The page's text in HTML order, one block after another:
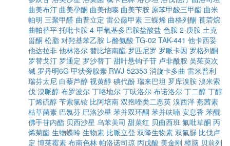
曲美布汀 曲美孕酮 曲美他嗪 曲美苄胺 原苯甲酸三甲酯 曲米
帕明 三聚甲醛 曲普立定 雷公藤甲素 三蝶烯 曲格列酮 莨菪烷
曲帕替平 托吡卡胺 4-甲氧基多巴胺盐酸盐 色胺 2-庚胺 土克
甾酮 松脂 对羟基苯乙胺 L-酪氨酸 TG-02 TAK-441 他卡西妥
他达拉非 他林洛尔 替比培南酯 罗匹尼罗 罗哌卡因 罗格列酮
罗替戈汀 罗通定 罗沙替丁 甜叶悬钩子苷 卢非酰胺 吴茱萸次
碱 罗丹明6G 甲状旁腺素 RWJ-52353 消旋卡多曲 雷米普利
瑞芬太尼 白藜芦醇 视黄醇 碘代酚 瑞来巴坦 罗库溴胺 溴米索
伐 溴哌醇 布罗波尔 丁咯地尔 丁呋洛尔 布诺洛尔 丁二醇 丁醇
丁烯硫醇 苄索氯铵 比阿培南 双孢唑类二恶英 溴西泮 燕茜素
枯草菌素 巴氯芬 巴洛沙星 苯并双环酮 苯并呋喃 安息香 苯醌
佛手苷内酯 贝西沙星 乌苯美司 甜菜红 贝曲西班 氟吡草酮 丙
烯菊酯 生物蝶呤 生物素 比哌立登 双降生物素 双氟脲 比伐卢
定 博莱霉素 布南色林 帕洛诺司琼 丙戊酸 美金刚 樟脑 贝前列